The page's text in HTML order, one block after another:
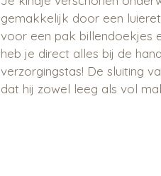
gemakkelijk door een
voor een pak billendoekjes
heb je direct alles bij de
verzorgingstas! De sluiting
dat hij zowel leeg als vol